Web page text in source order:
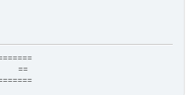
==